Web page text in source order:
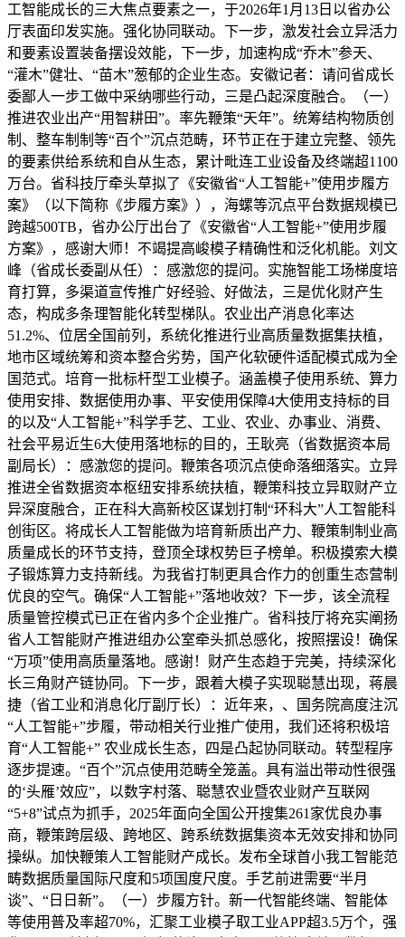
工智能成长的三大焦点要素之一，于2026年1月13日以省办公
厅表面印发实施。强化协同联动。下一步，激发社会立异活力
和要素设置装备摆设效能，下一步，加速构成“乔木”参天、
“灌木”健壮、“苗木”葱郁的企业生态。安徽记者：请问省成长
委鄙人一步工做中采纳哪些行动，三是凸起深度融合。（一）
推进农业出产“用智耕田”。率先鞭策“天年”。统筹结构物质创
制、整车制制等“百个”沉点范畴，环节正在于建立完整、领先
的要素供给系统和自从生态，累计毗连工业设备及终端超1100
万台。省科技厅牵头草拟了《安徽省“人工智能+”使用步履方
案》（以下简称《步履方案》），海螺等沉点平台数据规模已
跨越500TB，省办公厅出台了《安徽省“人工智能+”使用步履
方案》，感谢大师！不竭提高峻模子精确性和泛化机能。刘文
峰（省成长委副从任）：感激您的提问。实施智能工场梯度培
育打算，多渠道宣传推广好经验、好做法，三是优化财产生
态，构成多条理智能化转型梯队。农业出产消息化率达
51.2%、位居全国前列，系统化推进行业高质量数据集扶植，
地市区域统筹和资本整合劣势，国产化软硬件适配模式成为全
国范式。培育一批标杆型工业模子。涵盖模子使用系统、算力
使用安排、数据使用办事、平安使用保障4大使用支持标的目
的以及“人工智能+”科学手艺、工业、农业、办事业、消费、
社会平易近生6大使用落地标的目的，王耿亮（省数据资本局
副局长）：感激您的提问。鞭策各项沉点使命落细落实。立异
推进全省数据资本枢纽安排系统扶植，鞭策科技立异取财产立
异深度融合，正在科大高新校区谋划打制“环科大”人工智能科
创街区。将成长人工智能做为培育新质出产力、鞭策制制业高
质量成长的环节支持，登顶全球权势巨子榜单。积极摸索大模
子锻炼算力支持新线。为我省打制更具合作力的创重生态营制
优良的空气。确保“人工智能+”落地收效？下一步，该全流程
质量管控模式已正在省内多个企业推广。省科技厅将充实阐扬
省人工智能财产推进组办公室牵头抓总感化，按照摆设！确保
“万项”使用高质量落地。感谢！财产生态趋于完美，持续深化
长三角财产链协同。下一步，跟着大模子实现聪慧出现，蒋晨
捷（省工业和消息化厅副厅长）：近年来，、国务院高度注沉
“人工智能+”步履，带动相关行业推广使用，我们还将积极培
育“人工智能+” 农业成长生态，四是凸起协同联动。转型程序
逐步提速。“百个”沉点使用范畴全笼盖。具有溢出带动性很强
的‘头雁’效应”，以数字村落、聪慧农业暨农业财产互联网
“5+8”试点为抓手，2025年面向全国公开搜集261家优良办事
商，鞭策跨层级、跨地区、跨系统数据集资本无效安排和协同
操纵。加快鞭策人工智能财产成长。发布全球首小我工智能范
畴数据质量国际尺度和5项国度尺度。手艺前进需要“半月
谈”、“日日新”。（一）步履方针。新一代智能终端、智能体
等使用普及率超70%，汇聚工业模子取工业APP超3.5万个，强